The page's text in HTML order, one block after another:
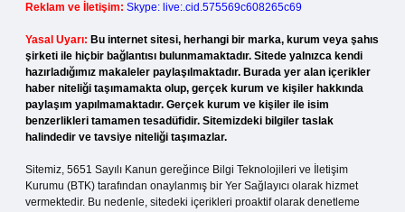
Reklam ve İletişim: Skype: live:.cid.575569c608265c69
Yasal Uyarı: Bu internet sitesi, herhangi bir marka, kurum veya şahıs
şirketi ile hiçbir bağlantısı bulunmamaktadır. Sitede yalnızca kendi
hazırladığımız makaleler paylaşılmaktadır. Burada yer alan içerikler
haber niteliği taşımamakta olup, gerçek kurum ve kişiler hakkında
paylaşım yapılmamaktadır. Gerçek kurum ve kişiler ile isim
benzerlikleri tamamen tesadüfidir. Sitemizdeki bilgiler taslak
halindedir ve tavsiye niteliği taşımazlar.
Sitemiz, 5651 Sayılı Kanun gereğince Bilgi Teknolojileri ve İletişim
Kurumu (BTK) tarafından onaylanmış bir Yer Sağlayıcı olarak hizmet
vermektedir. Bu nedenle, sitedeki içerikleri proaktif olarak denetleme